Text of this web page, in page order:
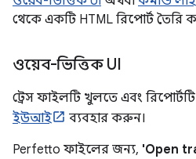
থেকে একটি HTML রিপোর্ট তৈরি
ওয়েব-ভিত্তিক UI
ট্রেস ফাইলটি খুলতে এবং
ইউআই
ব্যবহার করুন।
Perfetto ফাইলের জন্য, 'Open